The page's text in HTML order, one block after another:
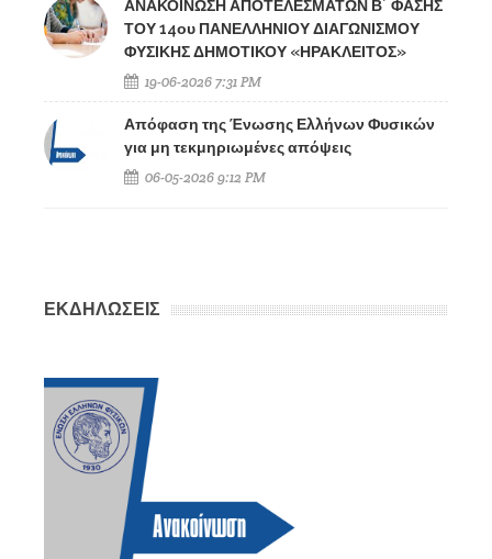
ΑΝΑΚΟΙΝΩΣΗ ΑΠΟΤΕΛΕΣΜΑΤΩΝ Β΄ ΦΑΣΗΣ
ΤΟΥ 14ου ΠΑΝΕΛΛΗΝΙΟΥ ΔΙΑΓΩΝΙΣΜΟΥ
ΦΥΣΙΚΗΣ ΔΗΜΟΤΙΚΟΥ «ΗΡΑΚΛΕΙΤΟΣ»
19-06-2026 7:31 PM
Απόφαση της Ένωσης Ελλήνων Φυσικών
για μη τεκμηριωμένες απόψεις
06-05-2026 9:12 PM
ΕΚΔΗΛΩΣΕΙΣ